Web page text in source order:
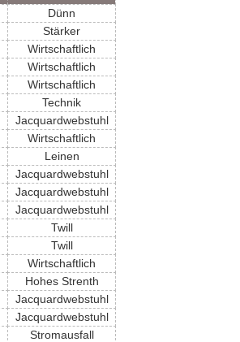
Dünn
Stärker
Wirtschaftlich
Wirtschaftlich
Wirtschaftlich
Technik
Jacquardwebstuhl
Wirtschaftlich
Leinen
Jacquardwebstuhl
Jacquardwebstuhl
Jacquardwebstuhl
Twill
Twill
Wirtschaftlich
Hohes Strenth
Jacquardwebstuhl
Jacquardwebstuhl
Stromausfall